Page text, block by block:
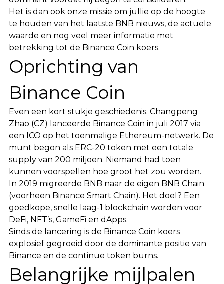
Het is dan ook onze missie om jullie op de hoogte
te houden van het laatste BNB nieuws, de actuele
waarde en nog veel meer informatie met
betrekking tot de Binance Coin koers.
Oprichting van
Binance Coin
Even een kort stukje geschiedenis. Changpeng
Zhao (CZ) lanceerde Binance Coin in juli 2017 via
een ICO op het toenmalige Ethereum-netwerk. De
munt begon als ERC-20 token met een totale
supply van 200 miljoen. Niemand had toen
kunnen voorspellen hoe groot het zou worden.
In 2019 migreerde BNB naar de eigen BNB Chain
(voorheen Binance Smart Chain). Het doel? Een
goedkope, snelle laag-1 blockchain worden voor
DeFi, NFT’s, GameFi en dApps.
Sinds de lancering is de Binance Coin koers
explosief gegroeid door de dominante positie van
Binance en de continue token burns.
Belangrijke mijlpalen